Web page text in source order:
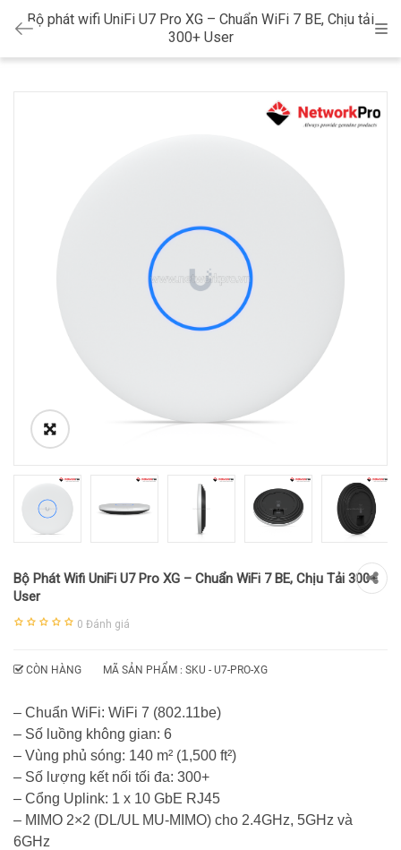
Bộ phát wifi UniFi U7 Pro XG – Chuẩn WiFi 7 BE, Chịu tải
300+ User
Bộ Phát Wifi UniFi U7 Pro XG – Chuẩn WiFi 7 BE, Chịu Tải 300+
User
0 Đánh giá
CÒN HÀNG MÃ SẢN PHẨM : SKU - U7-PRO-XG
– Chuẩn WiFi: WiFi 7 (802.11be)
– Số luồng không gian: 6
– Vùng phủ sóng: 140 m² (1,500 ft²)
– Số lượng kết nối tối đa: 300+
– Cổng Uplink: 1 x 10 GbE RJ45
– MIMO 2×2 (DL/UL MU-MIMO) cho 2.4GHz, 5GHz và
6GHz